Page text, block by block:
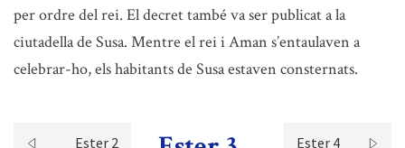
per ordre del rei. El decret també va ser publicat a la
ciutadella de Susa. Mentre el rei i Aman s’entaulaven a
celebrar-ho, els habitants de Susa estaven consternats.
Ester 2 Ester 4